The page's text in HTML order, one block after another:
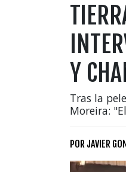
Y
Tras la
Moreira:
POR JAVIER